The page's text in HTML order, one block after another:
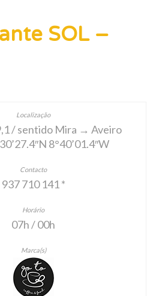
SOL –
/ sentido Mira → Aveiro
8°40’01.4″W
937 710 141 *
07h / 00h